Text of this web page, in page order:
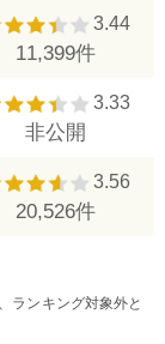
3.44
11,399件
3.33
非公開
3.56
20,526件
ランキング対象外と